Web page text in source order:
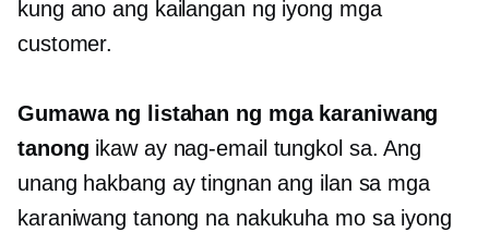
kung ano ang kailangan ng iyong mga
customer.
Gumawa ng listahan ng mga karaniwang
tanong ikaw ay nag-email tungkol sa. Ang
unang hakbang ay tingnan ang ilan sa mga
karaniwang tanong na nakukuha mo sa iyong